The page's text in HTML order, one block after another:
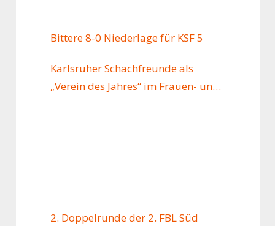
Bittere 8-0 Niederlage für KSF 5
Karlsruher Schachfreunde als
„Verein des Jahres“ im Frauen- und
2. Doppelrunde der 2. FBL Süd